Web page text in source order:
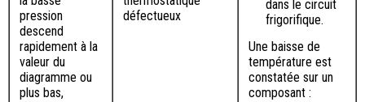
pression
descend
rapidement à la
valeur du
diagramme ou
plus bas,
défectueux
dans le circuit
frigorifique.
Une baisse de
température est
constatée sur un
composant :